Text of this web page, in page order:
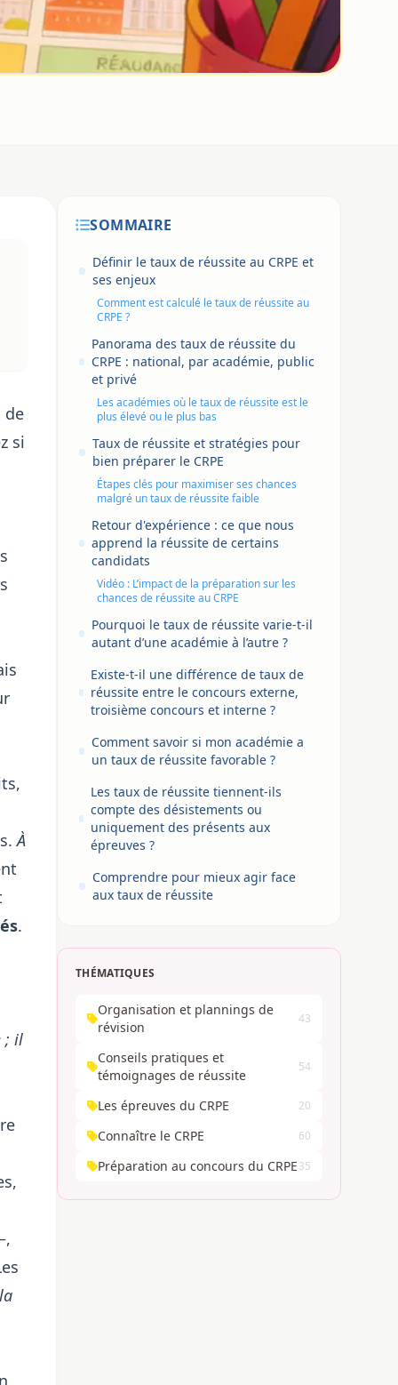
de
si
À
.
; il
SOMMAIRE
Définir le taux de réussite au CRPE et
ses enjeux
Comment est calculé le taux de réussite au
CRPE ?
Panorama des taux de réussite du
CRPE : national, par académie, public
et privé
Les académies où le taux de réussite est le
plus élevé ou le plus bas
Taux de réussite et stratégies pour
bien préparer le CRPE
Étapes clés pour maximiser ses chances
malgré un taux de réussite faible
Retour d'expérience : ce que nous
apprend la réussite de certains
candidats
Vidéo : L’impact de la préparation sur les
chances de réussite au CRPE
Pourquoi le taux de réussite varie-t-il
autant d’une académie à l’autre ?
Existe-t-il une différence de taux de
réussite entre le concours externe,
troisième concours et interne ?
Comment savoir si mon académie a
un taux de réussite favorable ?
Les taux de réussite tiennent-ils
compte des désistements ou
uniquement des présents aux
épreuves ?
Comprendre pour mieux agir face
aux taux de réussite
THÉMATIQUES
Organisation et plannings de
révision
43
Conseils pratiques et
témoignages de réussite
54
Les épreuves du CRPE 20
Connaître le CRPE 60
Préparation au concours du CRPE35